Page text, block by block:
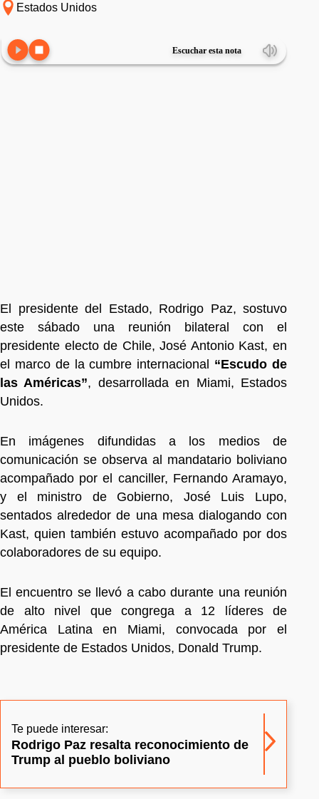
Estados Unidos
Escuchar esta nota
El presidente del Estado, Rodrigo Paz, sostuvo
este sábado una reunión bilateral con el
presidente electo de Chile, José Antonio Kast, en
el marco de la cumbre internacional “Escudo de
las Américas”, desarrollada en Miami, Estados
Unidos.
En imágenes difundidas a los medios de
comunicación se observa al mandatario boliviano
acompañado por el canciller, Fernando Aramayo,
y el ministro de Gobierno, José Luis Lupo,
sentados alrededor de una mesa dialogando con
Kast, quien también estuvo acompañado por dos
colaboradores de su equipo.
El encuentro se llevó a cabo durante una reunión
de alto nivel que congrega a 12 líderes de
América Latina en Miami, convocada por el
presidente de Estados Unidos, Donald Trump.
Te puede interesar:
Rodrigo Paz resalta reconocimiento de
Trump al pueblo boliviano